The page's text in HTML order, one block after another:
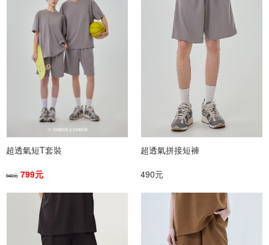
超透氣短T套裝
940元 799元
超透氣拼接短褲
490元